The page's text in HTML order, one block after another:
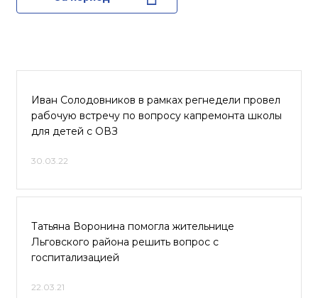
Иван Солодовников в рамках регнедели провел
рабочую встречу по вопросу капремонта школы
для детей с ОВЗ
30.03.22
Татьяна Воронина помогла жительнице
Льговского района решить вопрос с
госпитализацией
22.03.21